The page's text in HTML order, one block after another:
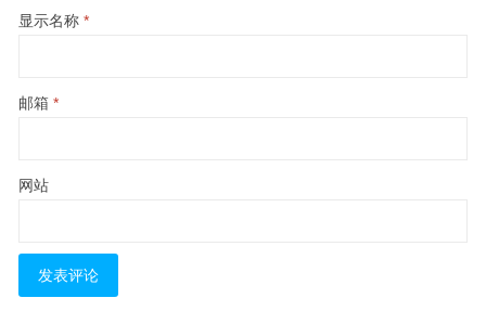
显示名称 *
邮箱 *
网站